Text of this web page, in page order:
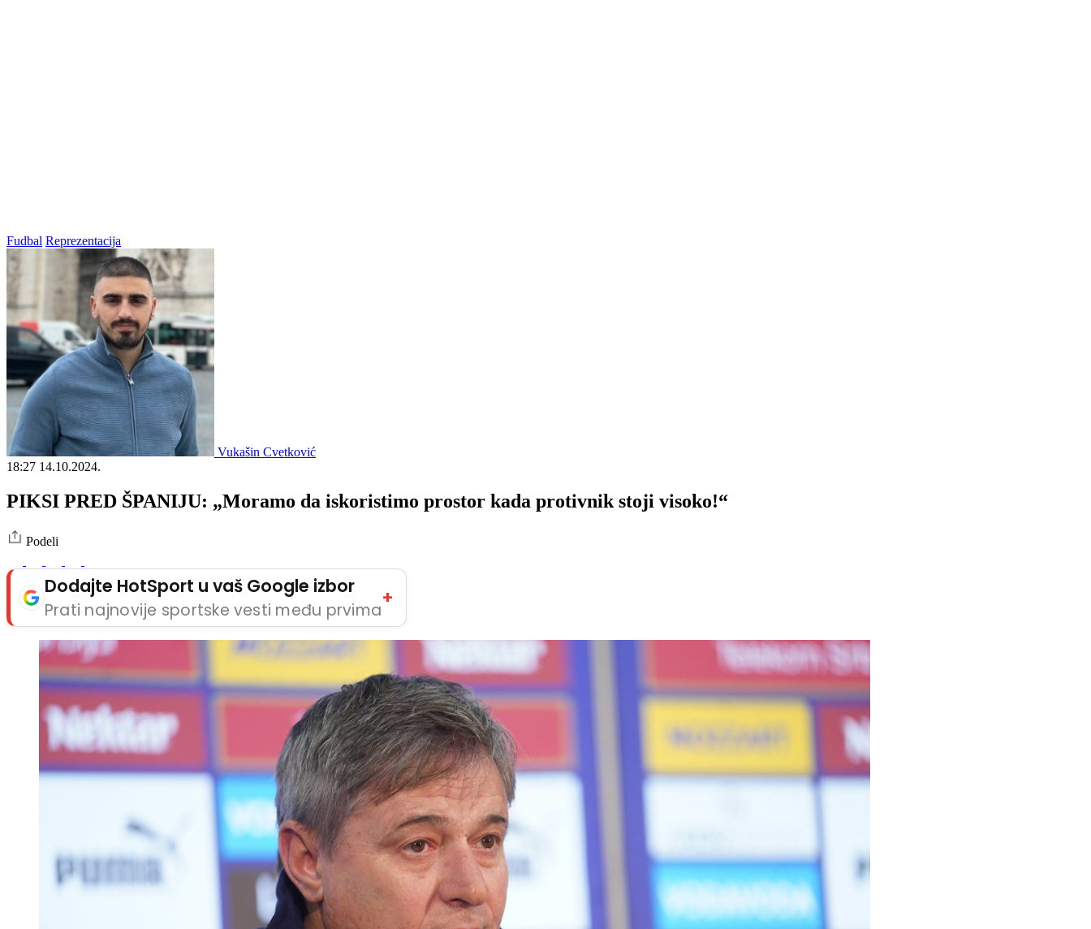
Fudbal Reprezentacija
Vukašin Cvetković
18:27 14.10.2024.
PIKSI PRED ŠPANIJU: „Moramo da iskoristimo prostor kada protivnik stoji visoko!“
Podeli
Dodajte HotSport u vaš Google izbor
Prati najnovije sportske vesti među prvima
+